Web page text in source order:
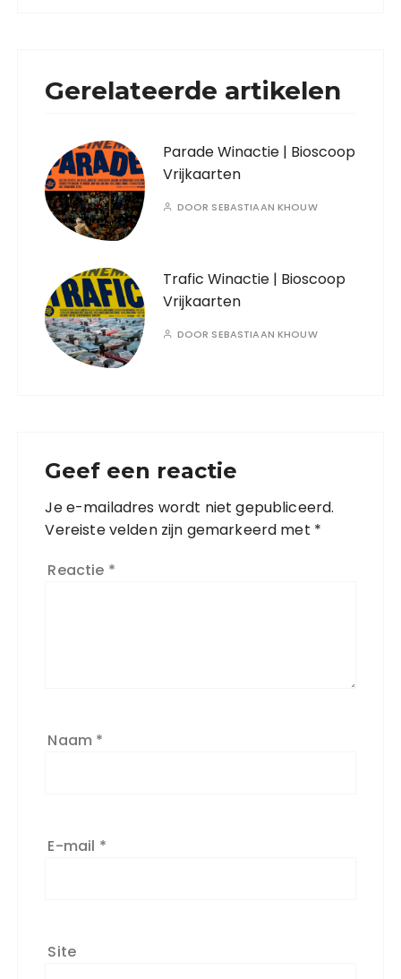
Gerelateerde artikelen
Parade Winactie | Bioscoop
Vrijkaarten
DOOR SEBASTIAAN KHOUW
Trafic Winactie | Bioscoop
Vrijkaarten
DOOR SEBASTIAAN KHOUW
Geef een reactie
Je e-mailadres wordt niet gepubliceerd.
Vereiste velden zijn gemarkeerd met *
Reactie *
Naam *
E-mail *
Site